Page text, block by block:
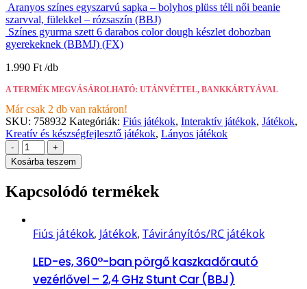
Aranyos színes egyszarvú sapka – bolyhos plüss téli női beanie
szarvval, fülekkel – rózsaszín (BBJ)
Színes gyurma szett 6 darabos color dough készlet dobozban
gyerekeknek (BBMJ) (FX)
1.990 Ft
A TERMÉK MEGVÁSÁROLHATÓ: UTÁNVÉTTEL, BANKKÁRTYÁVAL
Már csak 2 db van raktáron!
SKU: 758932 Kategóriák: Fiús játékok, Interaktív játékok, Játékok,
Kreatív és készségfejlesztő játékok, Lányos játékok
-
+
Kosárba teszem
Kapcsolódó termékek
Fiús játékok, Játékok, Távirányítós/RC játékok
LED-es, 360°-ban pörgő kaszkadőrautó
vezérlővel – 2,4 GHz Stunt Car (BBJ)